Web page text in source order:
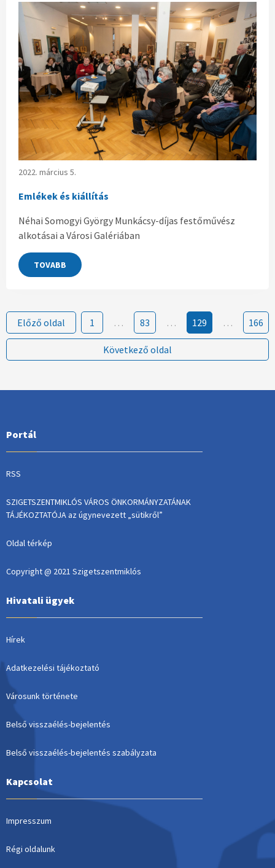
2022. március 5.
Emlékek és kiállítás
Néhai Somogyi György Munkácsy-díjas festőművész
alkotásai a Városi Galériában
TOVABB
Előző oldal 1 … 83 … 129 … 166
Következő oldal
Portál
RSS
SZIGETSZENTMIKLÓS VÁROS ÖNKORMÁNYZATÁNAK
TÁJÉKOZTATÓJA az úgynevezett „sütikről”
Oldal térkép
Copyright @ 2021 Szigetszentmiklós
Hivatali ügyek
Hírek
Adatkezelési tájékoztató
Városunk története
Belső visszaélés-bejelentés
Belső visszaélés-bejelentés szabályzata
Kapcsolat
Impresszum
Régi oldalunk